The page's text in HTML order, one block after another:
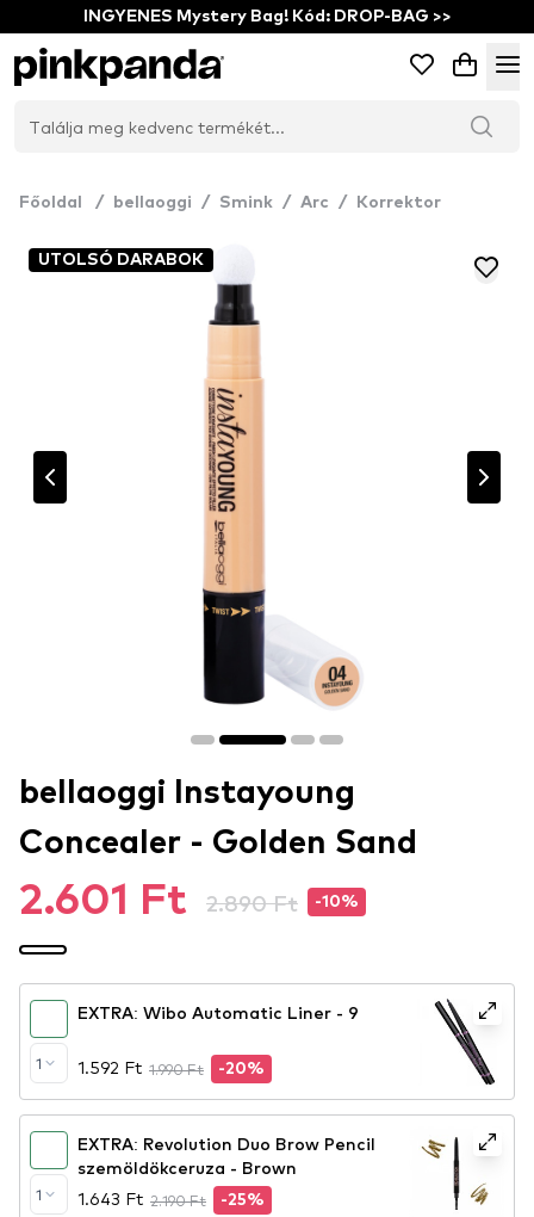
INGYENES Mystery Bag! Kód: DROP-BAG >>
Főoldal / bellaoggi / Smink / Arc / Korrektor
UTOLSÓ DARABOK
bellaoggi Instayoung
Concealer - Golden Sand
2.601 Ft 2.890 Ft -10%
1
EXTRA: Wibo Automatic Liner - 9
1.592 Ft 1.990 Ft -20%
1
EXTRA: Revolution Duo Brow Pencil
szemöldökceruza - Brown
1.643 Ft 2.190 Ft -25%